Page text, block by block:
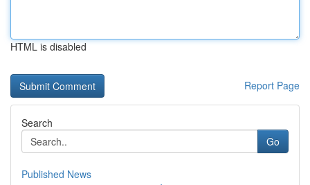
HTML is disabled
Report Page
Search
Go
Published News